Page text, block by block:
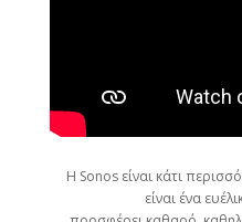
Η Sonos είναι κάτι
είναι ένα